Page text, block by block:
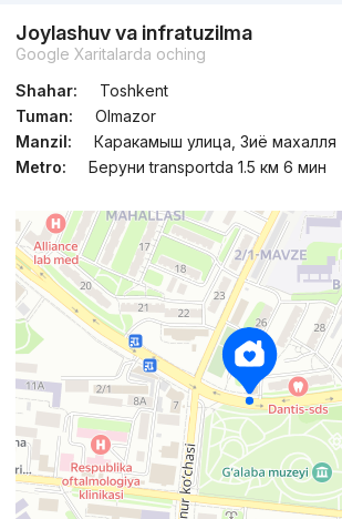
Joylashuv va infratuzilma
Google Xaritalarda oching
Shahar:
Toshkent
Tuman:
Olmazor
Manzil:
Каракамыш улица, Зиё махалля
Metro:
Беруни transportda 1.5 км 6 мин